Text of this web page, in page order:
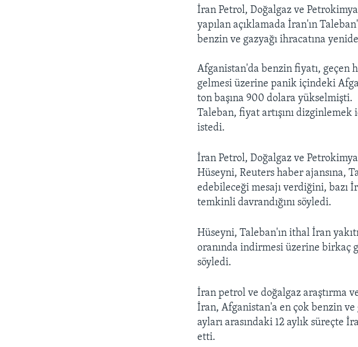
İran Petrol, Doğalgaz ve
yapılan açıklamada İran'ın
benzin ve gazyağı ihracatına
Afganistan'da benzin fiyatı, geçen
gelmesi üzerine panik içindeki
ton başına 900 dolara yükselmişti.
Taleban, fiyat artışını dizginlemek
istedi.
İran Petrol, Doğalgaz ve
Hüseyni, Reuters haber ajansına,
edebileceği mesajı verdiğini, bazı
temkinli davrandığını söyledi.
Hüseyni, Taleban'ın ithal İran
oranında indirmesi üzerine birkaç
söyledi.
İran petrol ve doğalgaz araştırma
İran, Afganistan'a en çok benzin ve
ayları arasındaki 12 aylık süreçte
etti.